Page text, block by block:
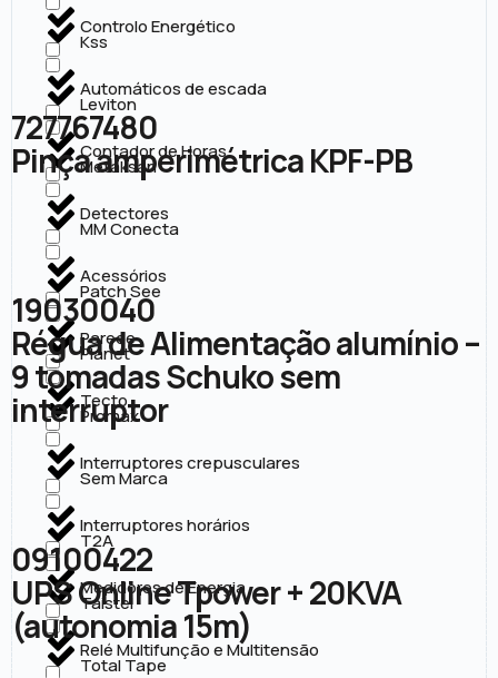
Controlo Energético
Automáticos de escada
Contador de Horas
Detectores
Acessórios
Parede
Tecto
Interruptores crepusculares
Interruptores horários
Medidores de Energia
Relé Multifunção e Multitensão
Kss
Leviton
Metaksan
MM Conecta
Patch See
Planet
Promax
Sem Marca
T2A
Taistel
Total Tape
727767480
Pinça amperimétrica KPF-PB
19030040
Régua de Alimentação alumínio –
9 tomadas Schuko sem
interruptor
09100422
UPS Online Tpower + 20KVA
(autonomia 15m)